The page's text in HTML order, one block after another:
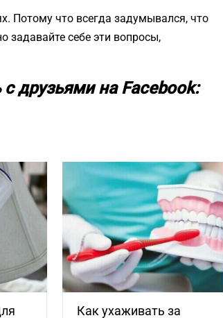
Потому что всегда задумывался, что
задавайте себе эти вопросы,
друзьями на Facebook:
Как ухаживать за